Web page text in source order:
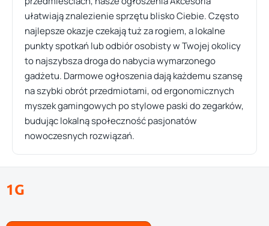
ułatwiają znalezienie sprzętu blisko Ciebie. Często
najlepsze okazje czekają tuż za rogiem, a lokalne
punkty spotkań lub odbiór osobisty w Twojej okolicy
to najszybsza droga do nabycia wymarzonego
gadżetu. Darmowe ogłoszenia dają każdemu szansę
na szybki obrót przedmiotami, od ergonomicznych
myszek gamingowych po stylowe paski do zegarków,
budując lokalną społeczność pasjonatów
nowoczesnych rozwiązań.
1G